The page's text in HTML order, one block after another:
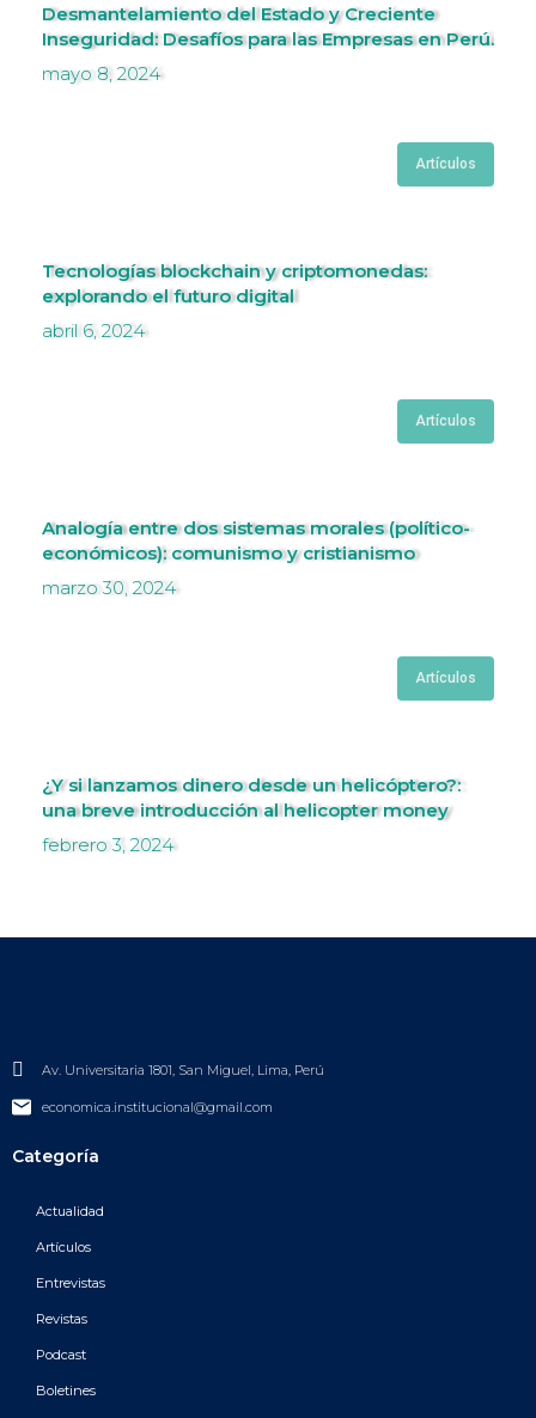
Desmantelamiento del Estado y Creciente
Inseguridad: Desafíos para las Empresas en Perú.
mayo 8, 2024
Artículos
Tecnologías blockchain y criptomonedas:
explorando el futuro digital
abril 6, 2024
Artículos
Analogía entre dos sistemas morales (político-
económicos): comunismo y cristianismo
marzo 30, 2024
Artículos
¿Y si lanzamos dinero desde un helicóptero?:
una breve introducción al helicopter money
febrero 3, 2024
Av. Universitaria 1801, San Miguel, Lima, Perú
economica.institucional@gmail.com
Categoría
Actualidad
Artículos
Entrevistas
Revistas
Podcast
Boletines